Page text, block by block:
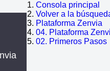
Consola principal
Volver a la
Plataforma Zenvia
04. Plataforma
02. Primeros Pasos